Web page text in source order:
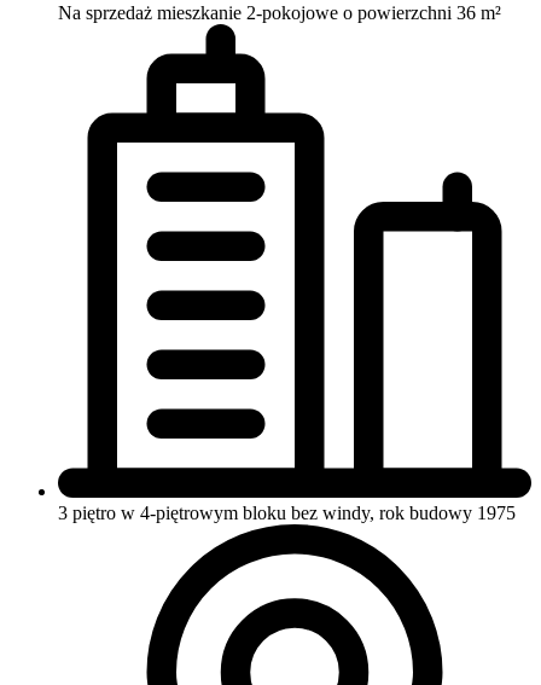
Na sprzedaż mieszkanie 2-pokojowe o powierzchni 36 m²
3 piętro w 4-piętrowym bloku bez windy, rok budowy 1975